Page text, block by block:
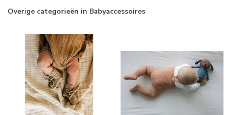
Overige categorieën in Babyaccessoires